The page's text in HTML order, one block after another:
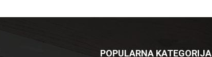
POPULARNA KATEGORIJA